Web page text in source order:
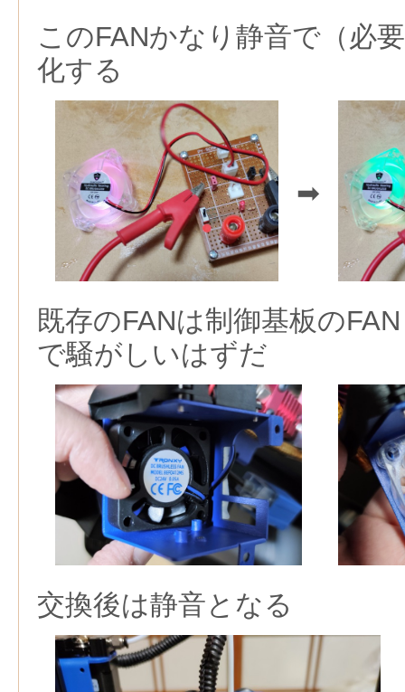
このFANかなり静音で（必
化する
➡
既存のFANは制御基板の
で騒がしいはずだ
交換後は静音となる